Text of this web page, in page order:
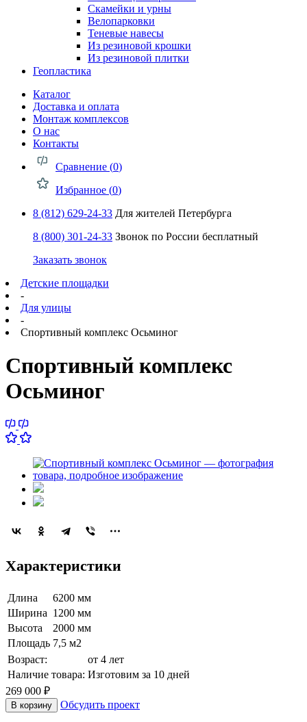
Скамейки и урны
Велопарковки
Теневые навесы
Из резиновой крошки
Из резиновой плитки
Геопластика
Каталог
Доставка и оплата
Монтаж комплексов
О нас
Контакты
Сравнение (0)
Избранное (0)
8 (812) 629-24-33 Для жителей Петербурга
8 (800) 301-24-33 Звонок по России бесплатный
Заказать звонок
Детские площадки
-
Для улицы
-
Спортивный комплекс Осьминог
Спортивный комплекс
Осьминог
Характеристики
Длина
6200 мм
Ширина 1200 мм
Высота
2000 мм
Площадь 7,5 м2
Возраст:
от 4 лет
Наличие товара: Изготовим за 10 дней
269 000 ₽
В корзину Обсудить проект